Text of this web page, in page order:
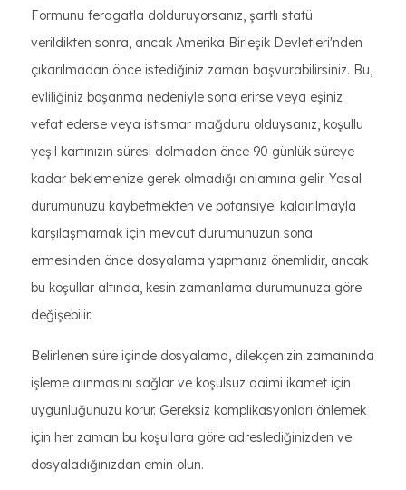
Formunu feragatla dolduruyorsanız, şartlı statü
verildikten sonra, ancak Amerika Birleşik Devletleri'nden
çıkarılmadan önce istediğiniz zaman başvurabilirsiniz. Bu,
evliliğiniz boşanma nedeniyle sona erirse veya eşiniz
vefat ederse veya istismar mağduru olduysanız, koşullu
yeşil kartınızın süresi dolmadan önce 90 günlük süreye
kadar beklemenize gerek olmadığı anlamına gelir. Yasal
durumunuzu kaybetmekten ve potansiyel kaldırılmayla
karşılaşmamak için mevcut durumunuzun sona
ermesinden önce dosyalama yapmanız önemlidir, ancak
bu koşullar altında, kesin zamanlama durumunuza göre
değişebilir.
Belirlenen süre içinde dosyalama, dilekçenizin zamanında
işleme alınmasını sağlar ve koşulsuz daimi ikamet için
uygunluğunuzu korur. Gereksiz komplikasyonları önlemek
için her zaman bu koşullara göre adreslediğinizden ve
dosyaladığınızdan emin olun.